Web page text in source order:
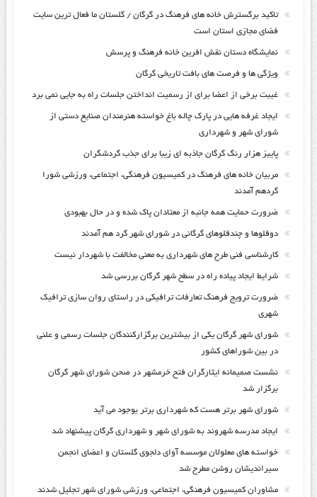
تاکید برگسترش خانه های فرهنگ در گرگان / گلستان ما فعال ترین سایت
فضای مجازی استان است
نمایشگاه دستان نقش افرین خانه فرهنگ و پرسش
ویژگی ها و فرصت های بافت تاریخی گرگان
غیبت برخی از اعضا برای از رسمیت انداختن جلسات راه به جایی نمی برد
ایجاد غرفه هایی در پارک چاله باغ خواسته هنرمندان صنایع دستی از
شورای شهر و شهرداری
پاییز هزار رنگ گرگان جاذبه ای زیبا برای جذب گردشگران
مربیان خانه های فرهنگ در کمیسیون فرهنگی، اجتماعی، ورزشی شورا
گردهم آمدند
ضرورت حمایت همه جانبه از معتادان پاک شده و در حال بهبودی
دوقلوها و چندقلوهای گرگانی در شورای شهر گرد هم آمدند
کارشناسی فنی طرح های شهرداری به معنی مخالفت با شهردار نیست
شرایط ایجاد پیاده راه در سطح شهر گرگان بررسی شد
ضرورت ترویج فرهنگ تعارفات ترافیکی در راستای روان سازی ترافیک
شهری
شورای شهر گرگان یکی از بیشترین برگزارکنندگان جلسات رسمی و علنی
در بین شوراهای کشور
نشست صمیمانه ایثارگران فتح خرمشهر در صحن شورای شهر گرگان
برگزار شد
شورای شهر برتر هست که شهرداری برتر بوجود می آید
ایجاد مدرسه شهروند به شورای شهر و شهرداری گرگان پیشنهاد شد
خواسته های معلولان موسسه آوای دلجوی گلستان و اعضای انجمن
سیراندیشان روشن مطرح شد
مشاوران کمیسیون فرهنگی، اجتماعی، ورزشی شورای شهر تجلیل شدند